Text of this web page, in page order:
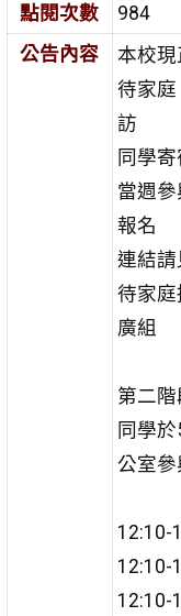
點閱次數
984
公告內容
本校
待家
訪
同學
當週
報名
連結
待家
廣組
第二
同學
公室參
12:10-
12:10-
12:10-